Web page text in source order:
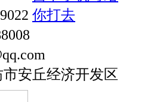
安丘经济开发区